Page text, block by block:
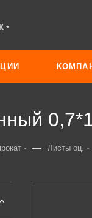
— Листы оц.